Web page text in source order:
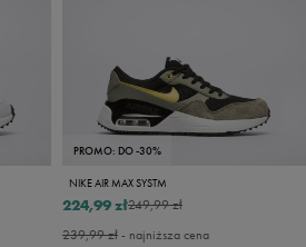
PROMO: DO -30%
NIKE AIR MAX SYSTM
249,99 zł
224,99 zł
239,99 zł- najniższa cena